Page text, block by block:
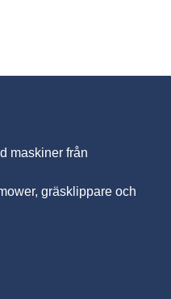
maskiner från
gräsklippare och